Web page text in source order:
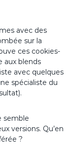
avec des
sur la
ces cookies-
aux blends
avec quelques
spécialiste du
semble
versions. Qu’en
?